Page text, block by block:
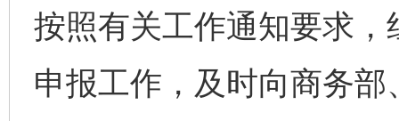
按照有关工作通知要求
申报工作，及时向商务